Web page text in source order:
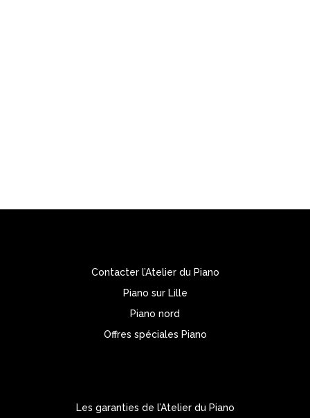
Contacter l’Atelier du Piano
Piano sur Lille
Piano nord
Offres spéciales Piano
Les garanties de l’Atelier du Piano